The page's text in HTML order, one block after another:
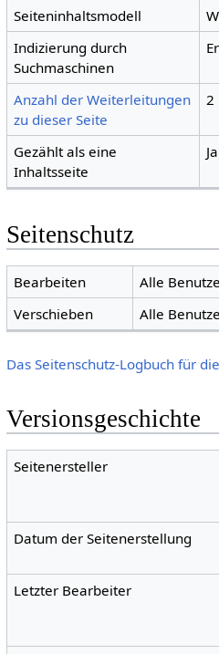
Seiteninhaltsmodell
Indizierung durch
Suchmaschinen
Anzahl der Weiterleitungen
zu dieser Seite
2
Gezählt als eine
Inhaltsseite
Ja
Seitenschutz
Bearbeiten
Alle
Verschieben
Alle
Das Seitenschutz-Logbuch für
Versionsgeschichte
Seitenersteller
Datum der Seitenerstellung
Letzter Bearbeiter